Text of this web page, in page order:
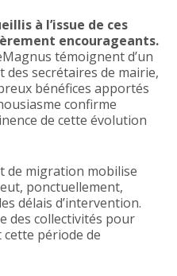
à l’issue de ces
encourageants.
témoignent d’un
secrétaires de mairie,
bénéfices apportés
confirme
de cette évolution
de migration mobilise
ponctuellement,
délais d’intervention.
des collectivités pour
période de